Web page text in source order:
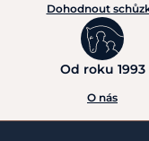
Dohodnout
Od roku 1993
O nás